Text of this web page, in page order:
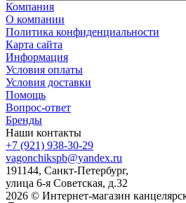
Компания
О компании
Политика конфиденциальности
Карта сайта
Информация
Условия оплаты
Условия доставки
Помощь
Вопрос-ответ
Бренды
Наши контакты
+7 (921) 938-30-29
vagonchikspb@yandex.ru
191144, Санкт-Петербург,
улица 6-я Советская, д.32
2026 © Интернет-магазин